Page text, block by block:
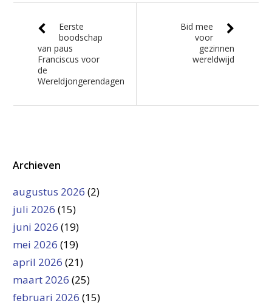
Eerste
boodschap
van paus
Franciscus voor
de
Wereldjongerendagen
Bid mee
voor
gezinnen
wereldwijd
Archieven
augustus 2026 (2)
juli 2026 (15)
juni 2026 (19)
mei 2026 (19)
april 2026 (21)
maart 2026 (25)
februari 2026 (15)